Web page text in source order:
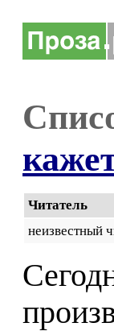
Читатель
неизвестный